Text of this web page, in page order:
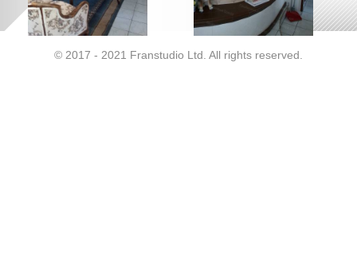
© 2017 - 2021 Franstudio Ltd. All rights reserved.